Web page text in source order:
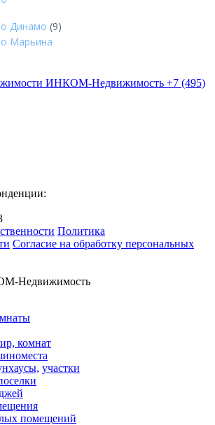
Динамо (9)
Марьина
+7 (495)
Политика
Согласие на обработку персональных
Недвижимость
комнат
участки
помещений